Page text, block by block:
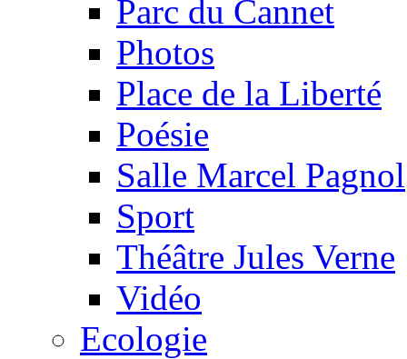
Parc du Cannet
Photos
Place de la Liberté
Poésie
Salle Marcel Pagnol
Sport
Théâtre Jules Verne
Vidéo
Ecologie